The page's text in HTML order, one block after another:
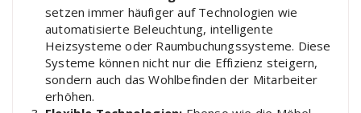
setzen immer häufiger auf Technologien wie
automatisierte Beleuchtung, intelligente
Heizsysteme oder Raumbuchungssysteme. Diese
Systeme können nicht nur die Effizienz steigern,
sondern auch das Wohlbefinden der Mitarbeiter
erhöhen.